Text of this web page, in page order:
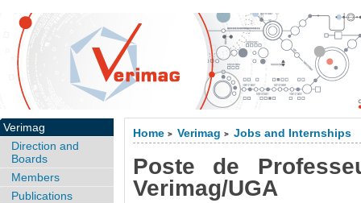
Home > Verimag > Jobs and Internships
Poste de
Verimag/UGA
Verimag
Direction and
Boards
Members
Publications